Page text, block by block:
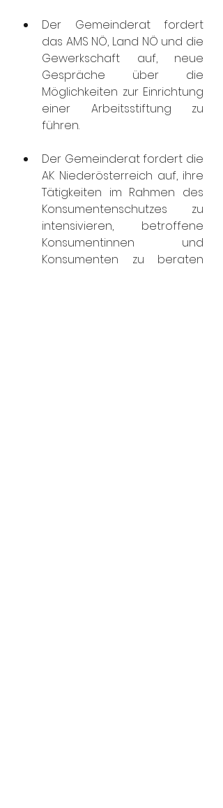
Der Gemeinderat fordert
das AMS NÖ, Land NÖ und die
Gewerkschaft auf, neue
Gespräche über die
Möglichkeiten zur Einrichtung
einer Arbeitsstiftung zu
führen.
Der Gemeinderat fordert die
AK Niederösterreich auf, ihre
Tätigkeiten im Rahmen des
Konsumentenschutzes zu
intensivieren, betroffene
Konsumentinnen und
Konsumenten zu beraten